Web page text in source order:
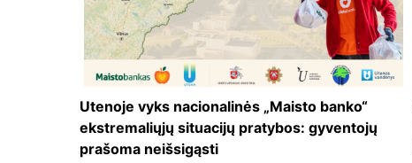
Utenoje vyks nacionalinės „Maisto banko“
ekstremaliųjų situacijų pratybos: gyventojų
prašoma neišsigąsti